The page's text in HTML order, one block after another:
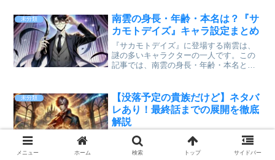
や話数によって、ストーリーの展開やカ
ットされるエピソードが...
未分類
南雲の身長・年齢・本名は？『サ
カモトデイズ』キャラ設定まとめ
『サカモトデイズ』に登場する南雲は、
謎の多いキャラクターの一人です。この
記事では、南雲の身長・年齢・本名とい
します。この記事を読むとわかること 南
雲の身長・年齢・本名な...
未分類
【没落予定の貴族だけど】ネタバ
レあり！最終話までの展開を徹底
解説
「没落予定の貴族だけど、暇だったから
魔法を極めてみた」は、異世界転生ファ
ンタジーとして多くの読者に愛されてい
メニュー ホーム 検索 トップ サイドバー